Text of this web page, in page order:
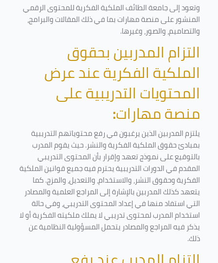
وتعود إلى جامعة الطائف الملكية الفكرية للمحتوى الرقمي
المنشور على منصة مهارات بما في ذلك المقالات والبرامج،
والتصاميم، والصور، وغيرها.
التزام المدربين بحقوق
الملكية الفكرية عند عرض
المحتويات التدريبية على
منصة مهارات:
يلتزم المدربين الذين يرغبون في رفع محتوياتهم التدريبية
بمبادئ حقوق الملكية الفكرية والنشر. حيث يقوم المدرب
بالتوقيع على نموذج تعهد وإقرار بأن المحتوى التدريبي
المقدم في الدورات التدريبية يحترم فيه جميع قوانين الملكية
الفكرية وحقوق النشر، والاستخدام، والتعديل، والمزج. كما
يتعهد كذلك المدربين بالإشارة إلى المراجع العلمية والمصادر
التي استفاد منها في إعداد المحتوى التدريبي، وفي حالة
استخدام المدرب لمحتوى تدريبي لا يملك ملكيته الفكرية أو لا
يذكر فيه المراجع والمصادر يتحمل المسؤولية النظامية عن
ذلك.